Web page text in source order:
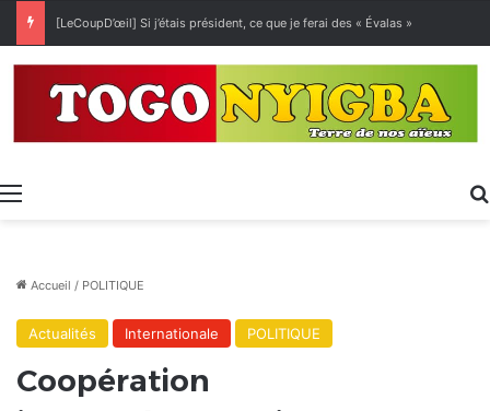
[LeCoupD’œil] Si j’étais président, ce que je ferai des « Évalas »
Menu
Accueil / POLITIQUE
Actualités Internationale POLITIQUE
Coopération